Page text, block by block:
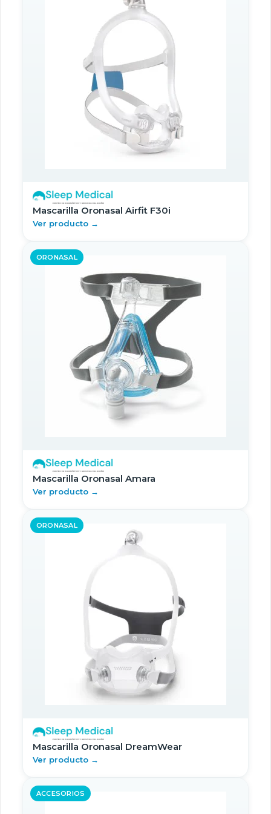
Mascarilla Oronasal Airfit F30i
Ver producto →
ORONASAL
Mascarilla Oronasal Amara
Ver producto →
ORONASAL
Mascarilla Oronasal DreamWear
Ver producto →
ACCESORIOS